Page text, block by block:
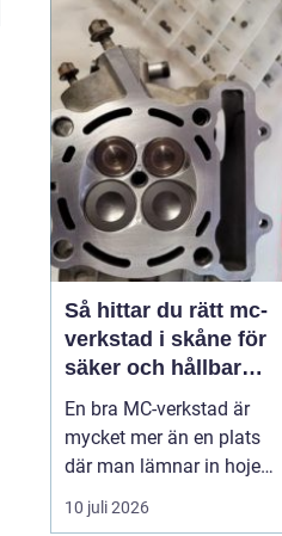
Den som söker en
Trafikskola Borlänge
möter i dag många
alternativ, med a...
Så hittar du rätt mc-
verkstad i skåne för
säker och hållbar
körning
En bra MC-verkstad är
mycket mer än en plats
där man lämnar in hojen
när något går sönder.
För många förare i
10 juli 2026